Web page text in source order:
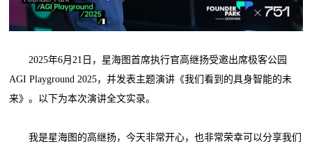
2025年6月21日，星海图首席执行官高继扬受邀出席极客公园
AGI Playground 2025，并发表主题演讲《我们看到的具身智能的未
来》。以下为本次演讲全文实录。
我是星海图的高继扬，今天非常开心，也非常荣幸可以分享我们